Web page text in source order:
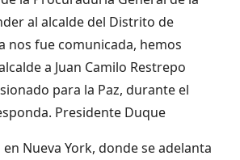
al alcalde del Distrito de
nos fue comunicada, hemos
a Juan Camilo Restrepo
para la Paz, durante el
Presidente Duque
Nueva York, donde se adelanta